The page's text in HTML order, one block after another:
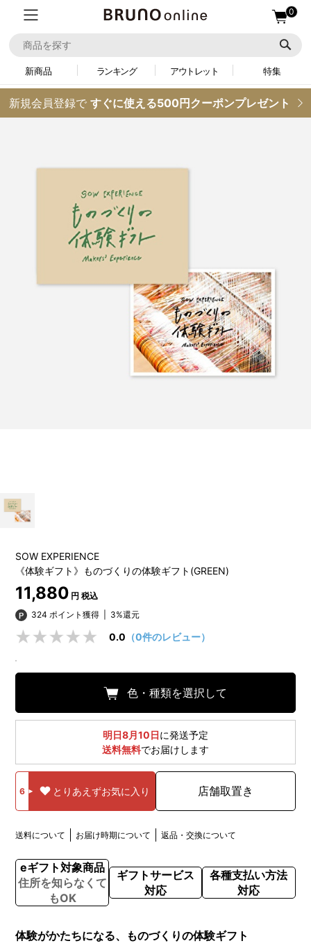
0
新商品 ランキング アウトレット 特集
新規会員登録で すぐに使える500円クーポンプレゼント
SOW EXPERIENCE
《体験ギフト》ものづくりの体験ギフト(GREEN)
11,880 円 税込
324 ポイント獲得
3%還元
0.0 （0件のレビュー）
色・種類を選択して
明日8月10日に発送予定
送料無料でお届けします
6 とりあえずお気に入り 店舗取置き
送料について お届け時期について 返品・交換について
eギフト対象商品
住所を知らなくて
もOK
ギフトサービス
対応
各種支払い方法
対応
体験がかたちになる、ものづくりの体験ギフト